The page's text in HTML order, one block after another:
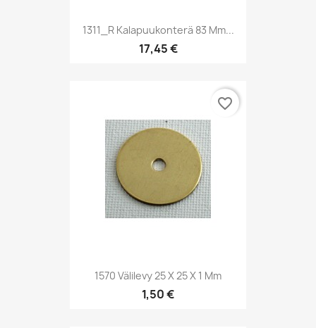
1311_R Kalapuukonterä 83 Mm...
17,45 €
1570 Välilevy 25 X 25 X 1 Mm
1,50 €
favorite_border